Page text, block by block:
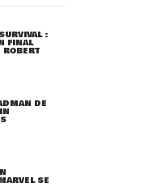
:
FINAL
ROBERT
DE
SE